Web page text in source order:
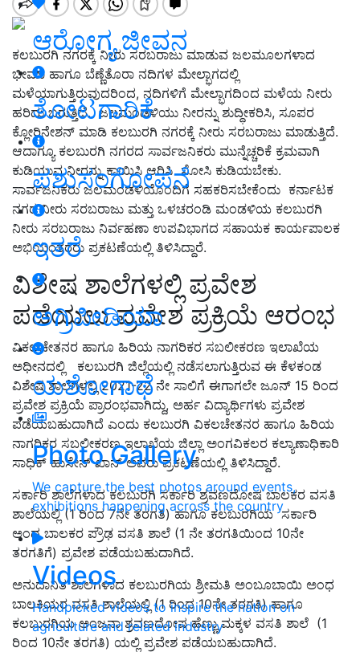
ಆರೋಗ್ಯ ಜೀವನ
ತೋಟಗಾರಿಕೆ
ಪಶುಸಂಗೋಪನೆ
ಇತರೆ
ಅಗ್ರಿಪೀಡಿಯಾ
ಯಶೋಗಾಥೆ
Photo Gallery
We capture the best photos around events,
exhibitions happening across the country
Videos
Handpicked videos to inspire the nation on
agriculture and related industry
ಕಲಬುರಗಿ ನಗರಕ್ಕೆ ನೀರು ಸರಬರಾಜು ಮಾಡುವ ಜಲಮೂಲಗಳಾದ
ಭೀಮಾ ಹಾಗೂ ಬೆಣ್ಣೆತೊರಾ ನದಿಗಳ ಮೇಲ್ಭಾಗದಲ್ಲಿ
ಮಳೆಯಾಗುತ್ತಿರುವುದರಿಂದ, ನದಿಗಳಿಗೆ ಮೇಲ್ಭಾಗದಿಂದ ಮಳೆಯ ನೀರು
ಹರಿದು ಬರುತ್ತಿದೆ. ಜಲಮಂಡಳಿಯು ನೀರನ್ನು ಶುದ್ಧೀಕರಿಸಿ, ಸೂಪರ
ಕ್ಲೋರಿನೇಶನ್ ಮಾಡಿ ಕಲಬುರಗಿ ನಗರಕ್ಕೆ ನೀರು ಸರಬರಾಜು ಮಾಡುತ್ತಿದೆ.
ಆದಾಗ್ಯೂ ಕಲಬುರಗಿ ನಗರದ ಸಾರ್ವಜನಿಕರು ಮುನ್ನೆಚ್ಚರಿಕೆ ಕ್ರಮವಾಗಿ
ಕುಡಿಯುವ ನೀರನ್ನು ಕಾಯಿಸಿ ಆರಿಸಿ ಸೋಸಿ ಕುಡಿಯಬೇಕು.
ಸಾರ್ವಜನಿಕರು ಜಲಮಂಡಳಿಯೊಂದಿಗೆ ಸಹಕರಿಸಬೇಕೆಂದು ಕರ್ನಾಟಕ
ನಗರ ನೀರು ಸರಬರಾಜು ಮತ್ತು ಒಳಚರಂಡಿ ಮಂಡಳಿಯ ಕಲಬುರಗಿ
ನೀರು ಸರಬರಾಜು ನಿರ್ವಹಣಾ ಉಪವಿಭಾಗದ ಸಹಾಯಕ ಕಾರ್ಯಪಾಲಕ
ಅಭಿಯಂತರರು ಪ್ರಕಟಣೆಯಲ್ಲಿ ತಿಳಿಸಿದ್ದಾರೆ.
ವಿಶೇಷ ಶಾಲೆಗಳಲ್ಲಿ ಪ್ರವೇಶ
ಪಡೆಯಲು ಪ್ರವೇಶ ಪ್ರಕ್ರಿಯೆ ಆರಂಭ
ವಿಕಲಚೇತನರ ಹಾಗೂ ಹಿರಿಯ ನಾಗರಿಕರ ಸಬಲೀಕರಣ ಇಲಾಖೆಯ
ಅಧೀನದಲ್ಲಿ ಕಲಬುರಗಿ ಜಿಲ್ಲೆಯಲ್ಲಿ ನಡೆಸಲಾಗುತ್ತಿರುವ ಈ ಕೆಳಕಂಡ
ವಿಶೇಷ ಶಾಲೆಗಳಲ್ಲಿ 2021-22 ನೇ ಸಾಲಿಗೆ ಈಗಾಗಲೇ ಜೂನ್ 15 ರಿಂದ
ಪ್ರವೇಶ ಪ್ರಕ್ರಿಯೆ ಪ್ರಾರಂಭವಾಗಿದ್ದು, ಅರ್ಹ ವಿದ್ಯಾರ್ಥಿಗಳು ಪ್ರವೇಶ
ಪಡೆಯಬಹುದಾಗಿದೆ ಎಂದು ಕಲಬುರಗಿ ವಿಕಲಚೇತನರ ಹಾಗೂ ಹಿರಿಯ
ನಾಗರಿಕರ ಸಬಲೀಕರಣ ಇಲಾಖೆಯ ಜಿಲ್ಲಾ ಅಂಗವಿಕಲರ ಕಲ್ಯಾಣಾಧಿಕಾರಿ
ಸಾಧಿಕ್ ಹುಸೇನ್ ಖಾನ್ ಅವರು ಪ್ರಕಟಣೆಯಲ್ಲಿ ತಿಳಿಸಿದ್ದಾರೆ.
ಸರ್ಕಾರಿ ಶಾಲೆಗಳಾದ ಕಲಬುರಗಿ ಸರ್ಕಾರಿ ಶ್ರವಣದೋಷ ಬಾಲಕರ ವಸತಿ
ಶಾಲೆಯಲ್ಲಿ (1 ರಿಂದ 7ನೇ ತರಗತಿ) ಹಾಗೂ ಕಲಬುರಗಿಯ ಸರ್ಕಾರಿ
ಅಂಧ ಬಾಲಕರ ಪ್ರೌಢ ವಸತಿ ಶಾಲೆ (1 ನೇ ತರಗತಿಯಿಂದ 10ನೇ
ತರಗತಿಗೆ) ಪ್ರವೇಶ ಪಡೆಯಬಹುದಾಗಿದೆ.
ಅನುದಾನಿತ ಶಾಲೆಗಳಾದ ಕಲಬುರಗಿಯ ಶ್ರೀಮತಿ ಅಂಬೂಬಾಯಿ ಅಂಧ
ಬಾಲಕಿಯರ ವಸತಿ ಶಾಲೆಯಲ್ಲಿ (1 ರಿಂದ 10ನೇ ತರಗತಿ) ಹಾಗೂ
ಕಲಬುರಗಿಯ ಅಂಜನಾ ಶ್ರವಣದೋಷ ಹೆಣ್ಣು ಮಕ್ಕಳ ವಸತಿ ಶಾಲೆ (1
ರಿಂದ 10ನೇ ತರಗತಿ) ಯಲ್ಲಿ ಪ್ರವೇಶ ಪಡೆಯಬಹುದಾಗಿದೆ.